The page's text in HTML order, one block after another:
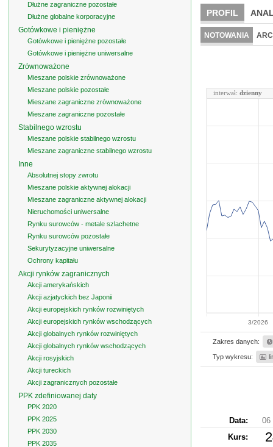
PROFIL
NOTOWANIA
3/2026
interwał: dzienny
Zakres danych:
Typ wykresu:
Data:
06
Kurs:
Dłużne zagraniczne pozostałe
Dłużne globalne korporacyjne
Gotówkowe i pieniężne
Gotówkowe i pieniężne pozostałe
Gotówkowe i pieniężne uniwersalne
Zrównoważone
Mieszane polskie zrównoważone
Mieszane polskie pozostałe
Mieszane zagraniczne zrównoważone
Mieszane zagraniczne pozostałe
Stabilnego wzrostu
Mieszane polskie stabilnego wzrostu
Mieszane zagraniczne stabilnego wzrostu
Inne
Absolutnej stopy zwrotu
Mieszane polskie aktywnej alokacji
Mieszane zagraniczne aktywnej alokacji
Nieruchomości uniwersalne
Rynku surowców - metale szlachetne
Rynku surowców pozostałe
Sekurytyzacyjne uniwersalne
Ochrony kapitału
Akcji rynków zagranicznych
Akcji amerykańskich
Akcji azjatyckich bez Japonii
Akcji europejskich rynków rozwiniętych
Akcji europejskich rynków wschodzących
Akcji globalnych rynków rozwiniętych
Akcji globalnych rynków wschodzących
Akcji rosyjskich
Akcji tureckich
Akcji zagranicznych pozostałe
PPK zdefiniowanej daty
PPK 2020
PPK 2025
PPK 2030
PPK 2035